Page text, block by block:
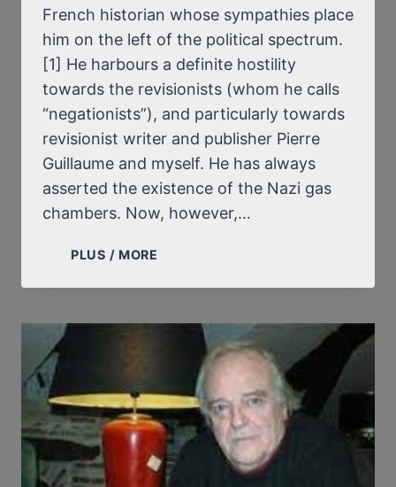
French historian whose sympathies place
him on the left of the political spectrum.
[1] He harbours a definite hostility
towards the revisionists (whom he calls
“negationists”), and particularly towards
revisionist writer and publisher Pierre
Guillaume and myself. He has always
asserted the existence of the Nazi gas
chambers. Now, however,…
PLUS / MORE
HISTORIAN
ACKNOWLEDGES:
NO
EVIDENCE
FOR
THE
NAZI